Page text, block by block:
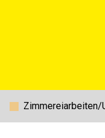
Zimmereiarbeiten/